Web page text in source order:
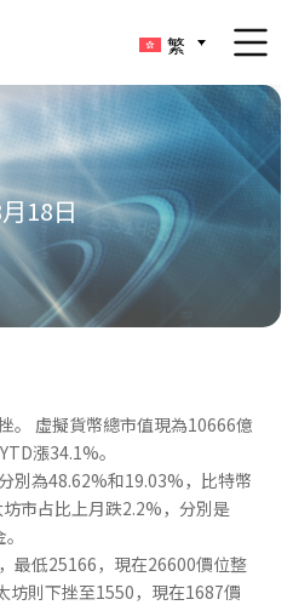
繁
18日
。 虛擬貨幣總市值現為10666億
漲34.1%。
別為48.62%和19.03%，比特幣
市占比上月跌2.2%，分別是
最低25166，現在26600價位整
坊則下挫至1550，現在1687價